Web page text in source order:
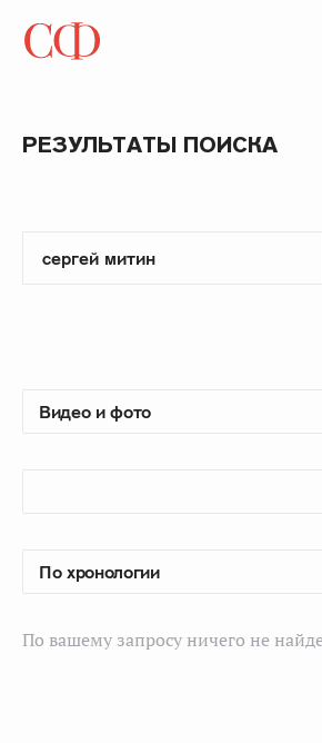
РЕЗУЛЬТАТЫ ПОИСКА
По вашему запросу ничего не